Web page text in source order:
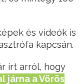
és videók is
kapcsán.
írt arról, hogy
járna a Vörös